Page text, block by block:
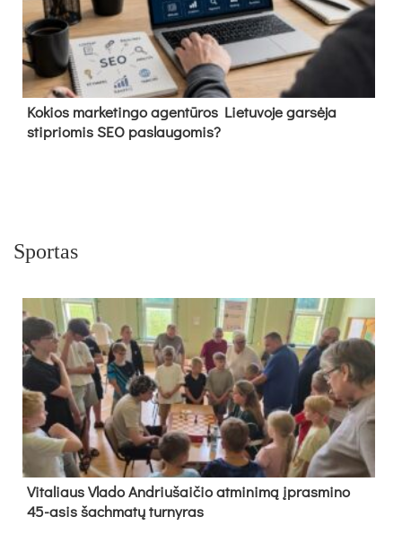
Kokios marketingo agentūros Lietuvoje garsėja
stipriomis SEO paslaugomis?
Sportas
Vi­ta­liaus Vla­do And­riu­šai­čio at­mi­ni­mą įpras­mi­no
45-asis šach­ma­tų tur­ny­ras